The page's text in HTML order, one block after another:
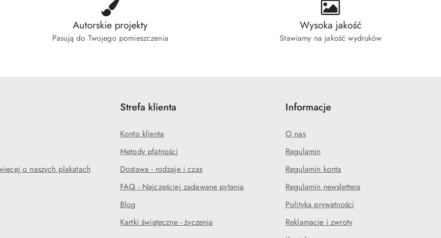
Autorskie projekty
Pasują do Twojego pomieszczenia
Wysoka jakość
Stawiamy na jakość wydruków
o naszych plakatach
Strefa klienta
Konto klienta
Metody płatności
Dostawa - rodzaje i czas
FAQ - Najczęściej zadawane pytania
Blog
Kartki świąteczne - życzenia
Informacje
O nas
Regulamin
Regulamin konta
Regulamin newslettera
Polityka prywatności
Reklamacje i zwroty